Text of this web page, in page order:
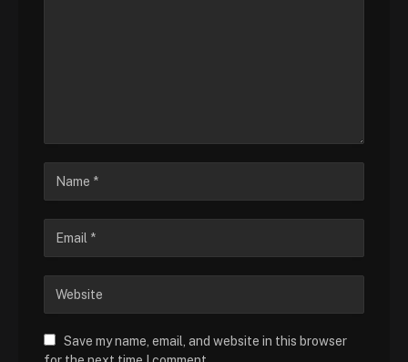
Save my name, email, and website in this browser